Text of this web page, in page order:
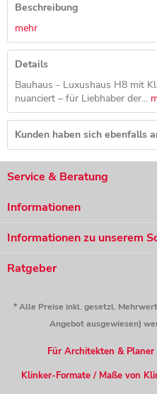
Beschreibung
mehr
Details
Bauhaus - Luxushaus H8 mit
nuanciert – für Liebhaber der...
Kunden haben sich ebenfalls
Service & Beratung
Informationen
Informationen zu unserem
Ratgeber
* Alle Preise inkl. gesetzl.
Angebot ausgewiesen)
Für Architekten & Planer
Klinker-Formate / Maße von